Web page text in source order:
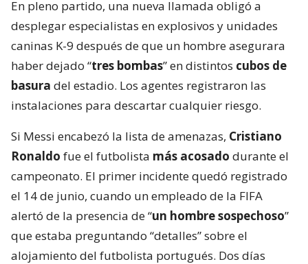
En pleno partido, una nueva llamada obligó a
desplegar especialistas en explosivos y unidades
caninas K-9 después de que un hombre asegurara
haber dejado “tres bombas” en distintos cubos de
basura del estadio. Los agentes registraron las
instalaciones para descartar cualquier riesgo.
Si Messi encabezó la lista de amenazas, Cristiano
Ronaldo fue el futbolista más acosado durante el
campeonato. El primer incidente quedó registrado
el 14 de junio, cuando un empleado de la FIFA
alertó de la presencia de “un hombre sospechoso”
que estaba preguntando “detalles” sobre el
alojamiento del futbolista portugués. Dos días